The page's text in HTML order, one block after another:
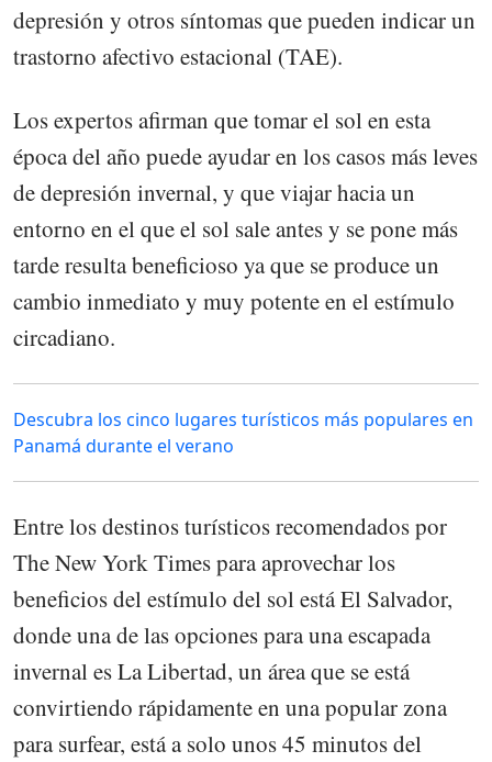
depresión y otros síntomas que pueden indicar un
trastorno afectivo estacional (TAE).
Los expertos afirman que tomar el sol en esta
época del año puede ayudar en los casos más leves
de depresión invernal, y que viajar hacia un
entorno en el que el sol sale antes y se pone más
tarde resulta beneficioso ya que se produce un
cambio inmediato y muy potente en el estímulo
circadiano.
Descubra los cinco lugares turísticos más populares en
Panamá durante el verano
Entre los destinos turísticos recomendados por
The New York Times para aprovechar los
beneficios del estímulo del sol está El Salvador,
donde una de las opciones para una escapada
invernal es La Libertad, un área que se está
convirtiendo rápidamente en una popular zona
para surfear, está a solo unos 45 minutos del